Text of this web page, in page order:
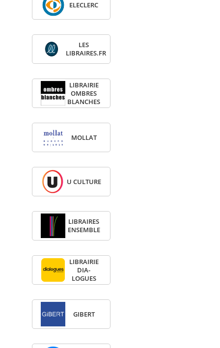
ELE­CLERC
LES
LIBRAIRES.FR
LIBRAI­RIE
OMBRES
BLANCHES
MOL­LAT
U CULTURE
LIBRAIRES
ENSEMBLE
LIBRAI­RIE
DIA­
LOGUES
GIBERT